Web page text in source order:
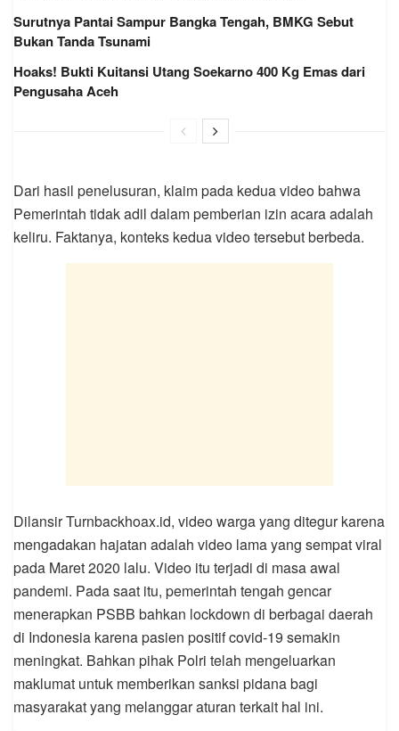
Surutnya Pantai Sampur Bangka Tengah, BMKG Sebut
Bukan Tanda Tsunami
Hoaks! Bukti Kuitansi Utang Soekarno 400 Kg Emas dari
Pengusaha Aceh
Dari hasil penelusuran, klaim pada kedua video bahwa
Pemerintah tidak adil dalam pemberian izin acara adalah
keliru. Faktanya, konteks kedua video tersebut berbeda.
Dilansir Turnbackhoax.id, video warga yang ditegur karena
mengadakan hajatan adalah video lama yang sempat viral
pada Maret 2020 lalu. Video itu terjadi di masa awal
pandemi. Pada saat itu, pemerintah tengah gencar
menerapkan PSBB bahkan lockdown di berbagai daerah
di Indonesia karena pasien positif covid-19 semakin
meningkat. Bahkan pihak Polri telah mengeluarkan
maklumat untuk memberikan sanksi pidana bagi
masyarakat yang melanggar aturan terkait hal ini.